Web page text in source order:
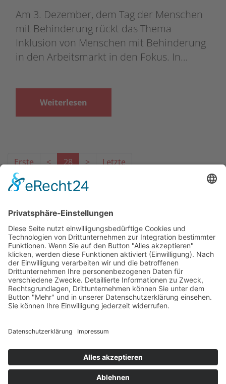
Am 3. Dezember, dem Tag der Menschen
mit Behinderung rückt das Thema
Inklusion von Menschen mit Behinderung
in den Arbeitsmarkt in den Fokus. In…
Weiterlesen
Erste < 28 > Letzte
Das Projekt zur Implementierung der Einheitlichen
Ansprechstellen für Arbeitgeber gemäß § 185a SGB IX in
Hessen wird gefördert aus Mitteln des LWV Hessen
Integrationsamtes. Das Projekt wird unter Einbindung
des Hessischen Ministeriums für Arbeit, Integration,
Jugend und Soziales von der Forschungsstelle des
Bildungswerks der Hessischen Wirtschaft e. V.
durchgeführt.